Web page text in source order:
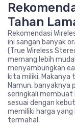
Tahan
Rekomendasi
ini sangan banyak
(True Wireless
memang lebih
menyambungkan
kita miliki. Makanya
Namun, banyaknya
seringkali membuat
sesuai dengan
memiliki harga
termahal.